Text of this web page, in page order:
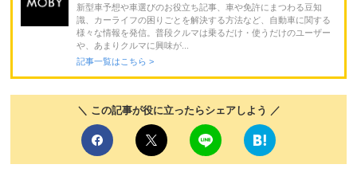
新型車予想や車選びのお役立ち記事、車や免許にまつわる豆知
識、カーライフの困りごとを解決する方法など、自動車に関する
様々な情報を発信。普段クルマは乗るだけ・使うだけのユーザー
や、あまりクルマに興味が...
記事一覧はこちら >
＼ この記事が役に立ったらシェアしよう ／